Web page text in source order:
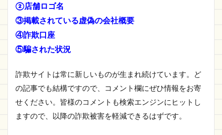
②店舗ロゴ名
③掲載されている虚偽の会社概要
④詐欺口座
⑤騙された状況
詐欺サイトは常に新しいものが生まれ続けています。ど
の記事でも結構ですので、コメント欄にぜひ情報をお寄
せください。皆様のコメントも検索エンジンにヒットし
ますので、以降の詐欺被害を軽減できるはずです。